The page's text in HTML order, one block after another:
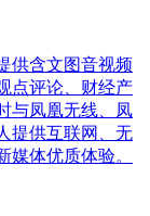
供含文图音视频
点评论、财经产
与凤凰无线、凤
提供互联网、无
体优质体验。